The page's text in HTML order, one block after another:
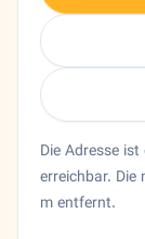
Die Adresse
erreichbar.
m entfernt.